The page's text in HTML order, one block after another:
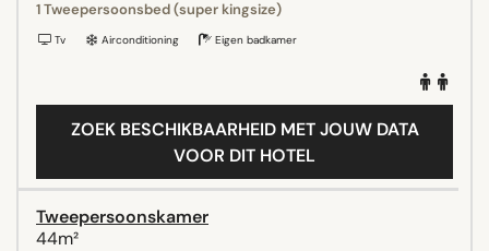
1 Tweepersoonsbed (super kingsize)
Tv Airconditioning Eigen badkamer
ZOEK BESCHIKBAARHEID MET JOUW DATA
VOOR DIT HOTEL
Tweepersoonskamer
44m²